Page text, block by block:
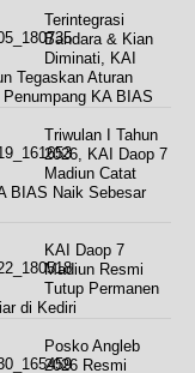
Terintegrasi
Bandara & Kian
Diminati, KAI
Tegaskan Aturan
Penumpang KA BIAS
Triwulan I Tahun
2026, KAI Daop 7
Madiun Catat
BIAS Naik Sebesar
KAI Daop 7
Madiun Resmi
Tutup Permanen
di Kediri
Posko Angleb
2026 Resmi